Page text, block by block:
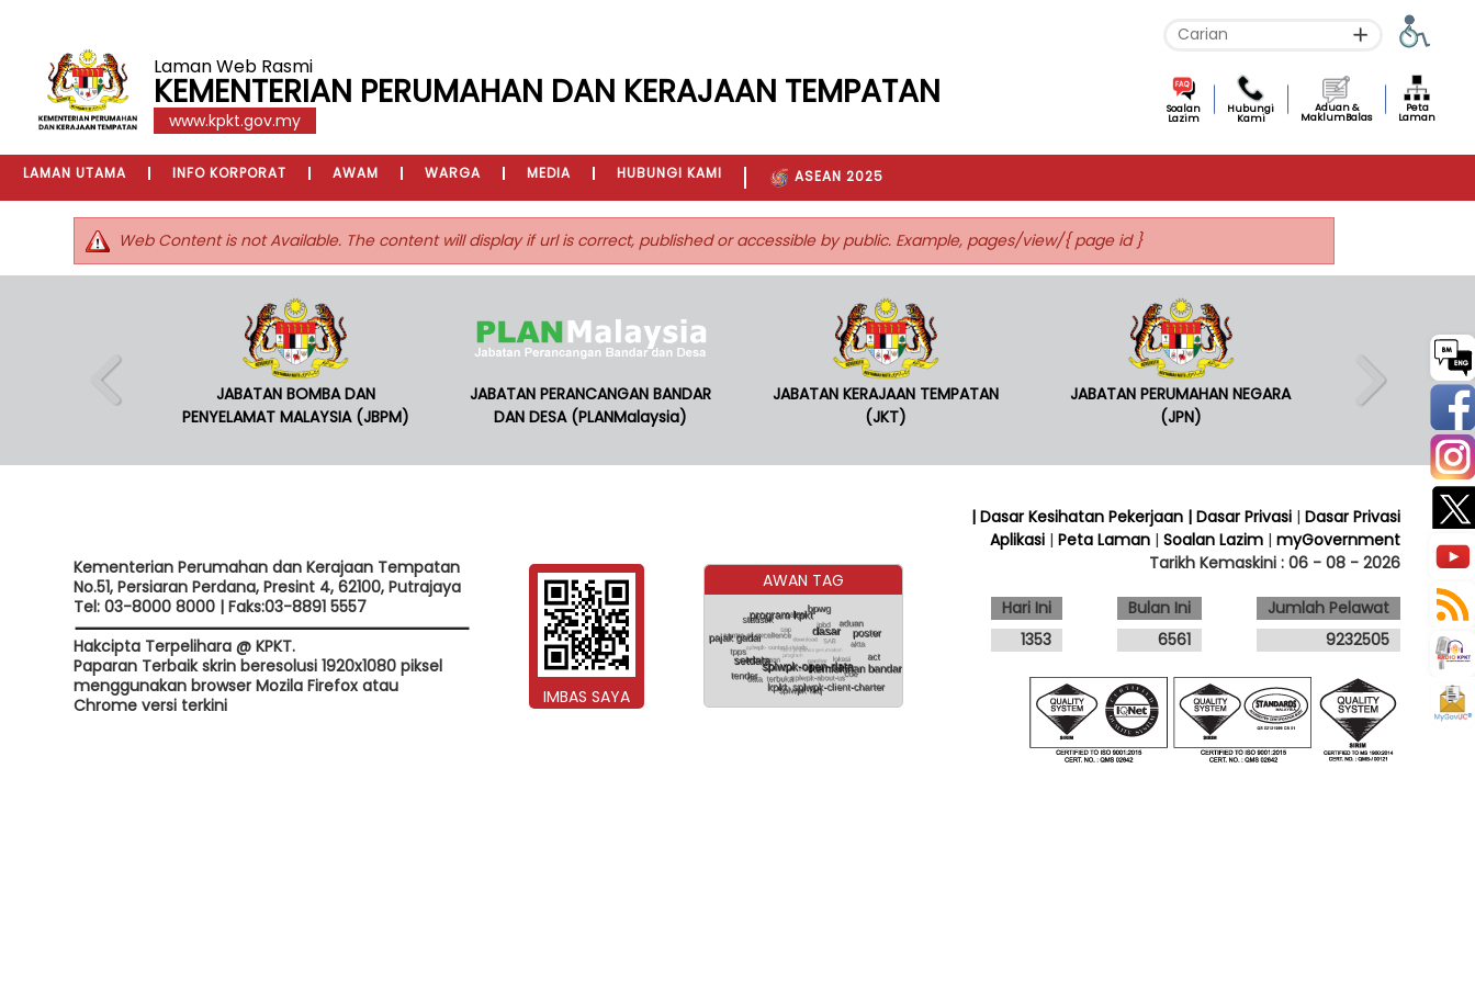
Laman Web Rasmi
KEMENTERIAN PERUMAHAN DAN KERAJAAN TEMPATAN
www.kpkt.gov.my
Soalan
Lazim
Hubungi
Kami
Aduan &
MaklumBalas
Peta
Laman
LAMAN UTAMA INFO KORPORAT AWAM WARGA MEDIA HUBUNGI KAMI ASEAN 2025
Web Content is not Available. The content will display if url is correct, published or accessible by public. Example, pages/view/{ page id }
JABATAN BOMBA DAN
PENYELAMAT MALAYSIA (JBPM)
JABATAN PERANCANGAN BANDAR
DAN DESA (PLANMalaysia)
JABATAN KERAJAAN TEMPATAN
(JKT)
JABATAN PERUMAHAN NEGARA
(JPN)
Kementerian Perumahan dan Kerajaan Tempatan
No.51, Persiaran Perdana, Presint 4, 62100, Putrajaya
Tel: 03-8000 8000 | Faks:03-8891 5557
Hakcipta Terpelihara @ KPKT.
Paparan Terbaik skrin beresolusi 1920x1080 piksel
menggunakan browser Mozila Firefox atau
Chrome versi terkini
IMBAS SAYA
AWAN TAG
| Dasar Kesihatan Pekerjaan | Dasar Privasi |Dasar Privasi
Aplikasi |Peta Laman |Soalan Lazim |myGovernment
Tarikh Kemaskini :06 - 08 - 2026
Hari Ini
1353
Bulan Ini
6561
Jumlah Pelawat
9232505